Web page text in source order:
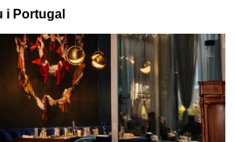
i Portugal